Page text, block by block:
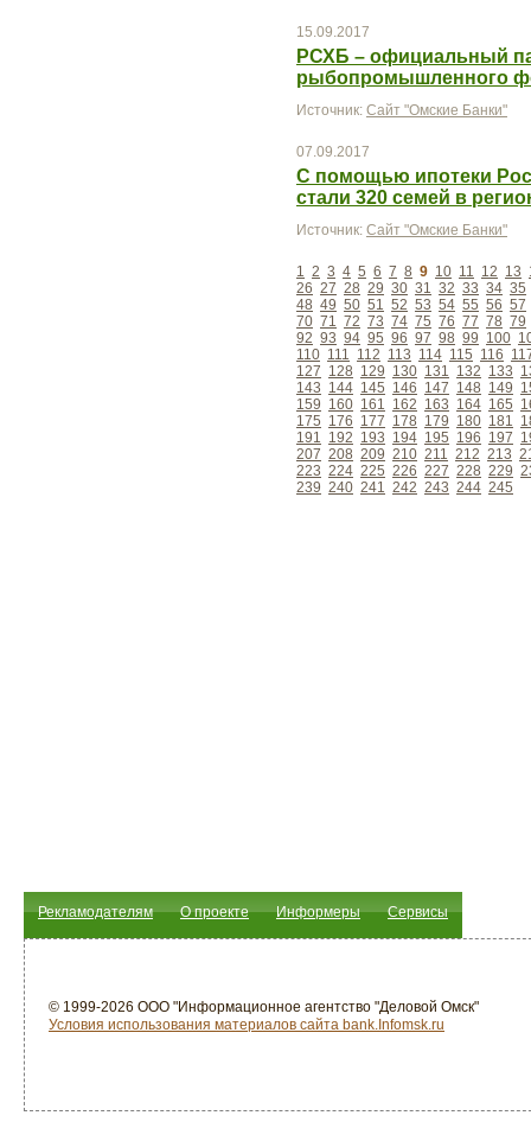
15.09.2017
РСХБ – официальный
рыбопромышленного
Источник: Сайт "Омские Банки"
07.09.2017
С помощью ипотеки
стали 320 семей в
Источник: Сайт "Омские Банки"
1 2 3 4 5 6 7 8 9 10 11 12 13
26 27 28 29 30 31 32 33 34 35
48 49 50 51 52 53 54 55 56 57
70 71 72 73 74 75 76 77 78 79
92 93 94 95 96 97 98 99 100
110 111 112 113 114 115 116
127 128 129 130 131 132 133
143 144 145 146 147 148 149
159 160 161 162 163 164 165
175 176 177 178 179 180 181
191 192 193 194 195 196 197
207 208 209 210 211 212 213
223 224 225 226 227 228 229
239 240 241 242 243 244 245
Рекламодателям О проекте Информеры Сервисы
© 1999-2026 ООО "Информационное агентство "Деловой Омск"
Условия использования материалов сайта bank.Infomsk.ru